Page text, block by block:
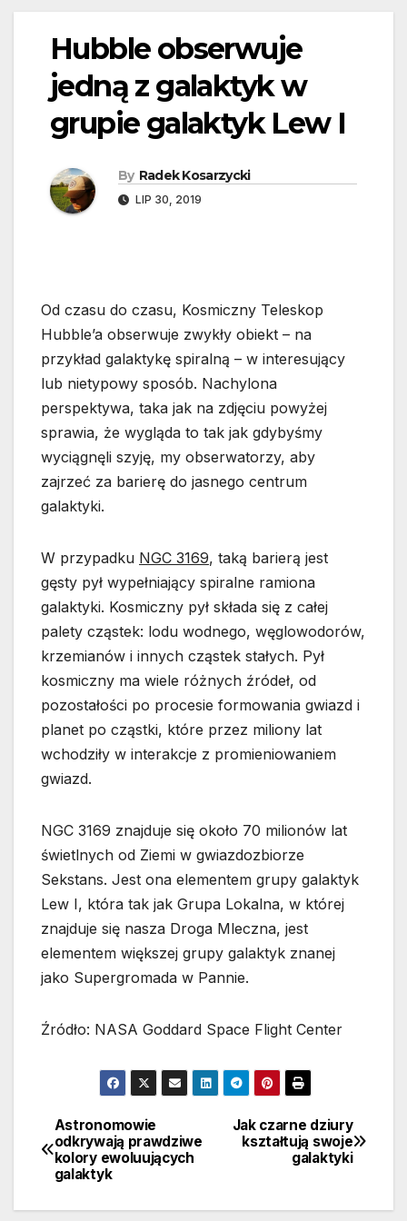
Hubble obserwuje
jedną z galaktyk w
grupie galaktyk Lew I
By Radek Kosarzycki
LIP 30, 2019
Od czasu do czasu, Kosmiczny Teleskop
Hubble’a obserwuje zwykły obiekt – na
przykład galaktykę spiralną – w interesujący
lub nietypowy sposób. Nachylona
perspektywa, taka jak na zdjęciu powyżej
sprawia, że wygląda to tak jak gdybyśmy
wyciągnęli szyję, my obserwatorzy, aby
zajrzeć za barierę do jasnego centrum
galaktyki.
W przypadku NGC 3169, taką barierą jest
gęsty pył wypełniający spiralne ramiona
galaktyki. Kosmiczny pył składa się z całej
palety cząstek: lodu wodnego, węglowodorów,
krzemianów i innych cząstek stałych. Pył
kosmiczny ma wiele różnych źródeł, od
pozostałości po procesie formowania gwiazd i
planet po cząstki, które przez miliony lat
wchodziły w interakcje z promieniowaniem
gwiazd.
NGC 3169 znajduje się około 70 milionów lat
świetlnych od Ziemi w gwiazdozbiorze
Sekstans. Jest ona elementem grupy galaktyk
Lew I, która tak jak Grupa Lokalna, w której
znajduje się nasza Droga Mleczna, jest
elementem większej grupy galaktyk znanej
jako Supergromada w Pannie.
Źródło: NASA Goddard Space Flight Center
Nawigacja
wpisu
Jak czarne dziury
kształtują swoje
galaktyki
Astronomowie
odkrywają prawdziwe
kolory ewoluujących
galaktyk